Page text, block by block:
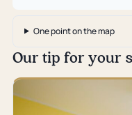
One point on the map
Our tip for your